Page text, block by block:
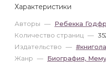
Характеристики
Авторы — Ребекка
Количество страниц —
Издательство —
Жанр — Биография,